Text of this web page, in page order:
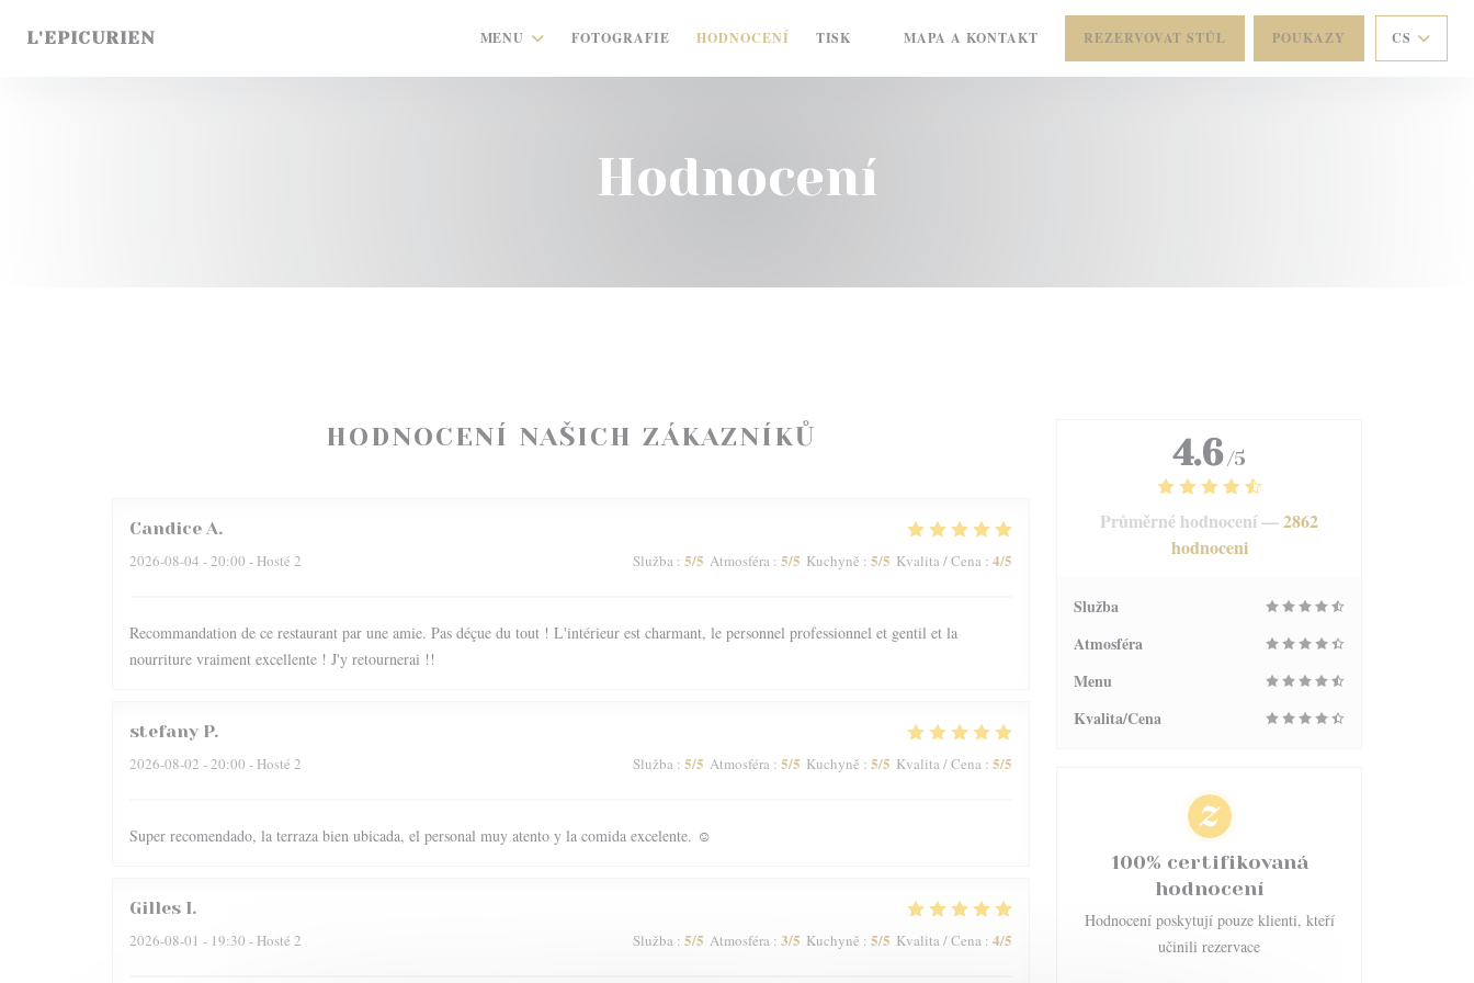
L'EPICURIEN MENU FOTOGRAFIE HODNOCENÍ TISK MAPA A KONTAKT REZERVOVAT STŮL POUKAZY CS
Hodnocení
HODNOCENÍ NAŠICH ZÁKAZNÍKŮ
Candice A
2026-08-04 - 20:00 - Hosté 2 Služba : 5/5 Atmosféra : 5/5 Kuchyně : 5/5 Kvalita / Cena : 4/5
Recommandation de ce restaurant par une amie. Pas déçue du tout ! L'intérieur est charmant, le personnel professionnel et gentil et la
nourriture vraiment excellente ! J'y retournerai !!
stefany P
2026-08-02 - 20:00 - Hosté 2 Služba : 5/5 Atmosféra : 5/5 Kuchyně : 5/5 Kvalita / Cena : 5/5
Super recomendado, la terraza bien ubicada, el personal muy atento y la comida excelente. ☺️
Gilles I
2026-08-01 - 19:30 - Hosté 2 Služba : 5/5 Atmosféra : 3/5 Kuchyně : 5/5 Kvalita / Cena : 4/5
4.6 /5
Průměrné hodnocení —2862
hodnoceni
Služba
Atmosféra
Menu
Kvalita/Cena
100% certifikovaná
hodnocení
Hodnocení poskytují pouze klienti, kteří
učinili rezervace